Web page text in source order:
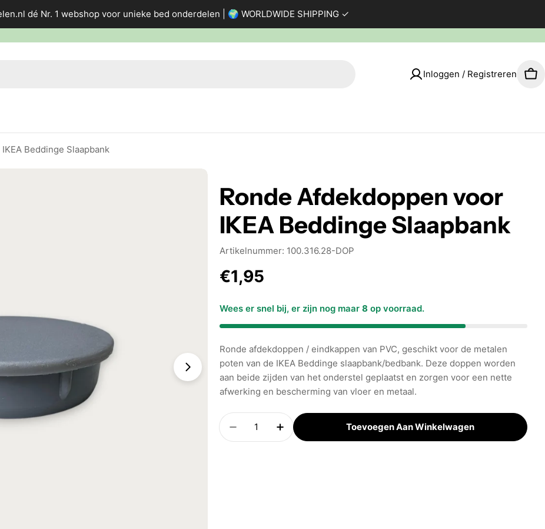
dé Nr. 1 webshop voor unieke bed onderdelen | 🌍 WORLDWIDE SHIPPING ✓
Inloggen / Registreren
Beddinge Slaapbank
Foto 1 zichtbaar in de afbeeldingen
Ronde Afdekdoppen voor
IKEA Beddinge Slaapbank
Artikelnummer: 100.316.28-DOP
Normale
€1,95
Wees er snel bij, er zijn nog maar8 op voorraad.
Ronde afdekdoppen / eindkappen van PVC, geschikt voor de metalen
poten van de IKEA Beddinge slaapbank/bedbank. Deze doppen worden
aan beide zijden van het onderstel geplaatst en zorgen voor een nette
afwerking en bescherming van vloer en metaal.
Aantal
Hoeveelheid Verminderen Voor Ronde Afdekdoppen Voor
Verhoog Aantal Voor Ronde Afdekdoppen Voor
Toevoegen Aan Winkelwagen